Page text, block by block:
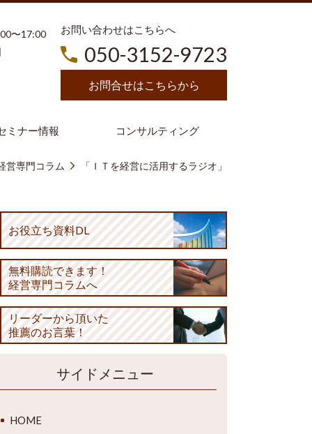
〜17:00
お問い合わせはこちらへ
050-3152-9723
お問合せはこちらから
ミナー情報 コンサルティング
営専門コラム 「ＩＴを経営に活用するラジオ」
お役立ち資料DL
無料購読できます！
経営専門コラムへ
リーダーから頂いた
推薦のお言葉！
サイドメニュー
HOME